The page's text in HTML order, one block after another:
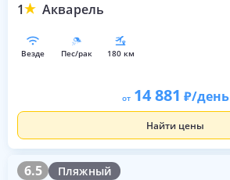
1 Акварель
везде пес/рак 180 км
от 14 881 /день
Найти цены
6.5 Пляжный
6.5